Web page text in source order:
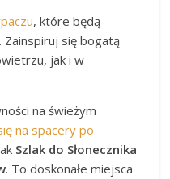
, które będą
się bogatą
jak i w
na świeżym
na spacery po
Szlak do Słonecznika
. To doskonałe miejsca